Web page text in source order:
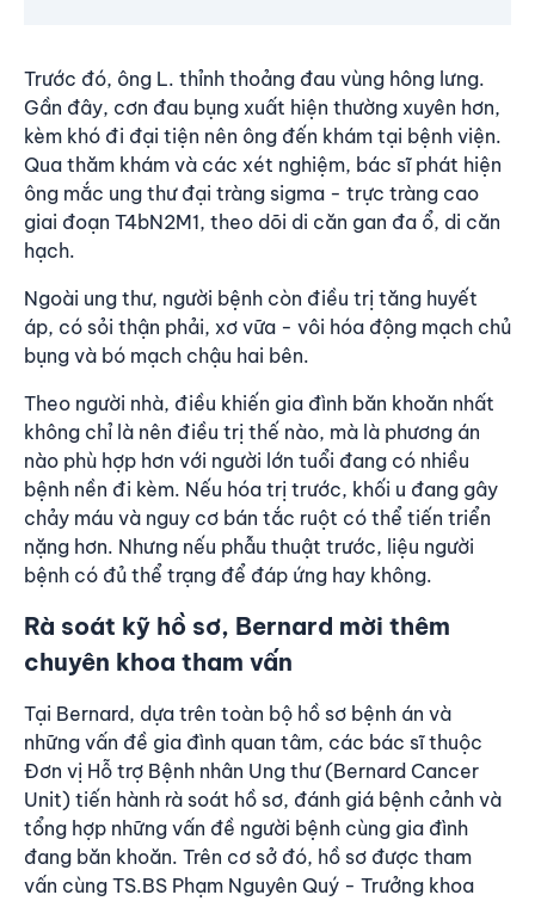
Trước đó, ông L. thỉnh thoảng đau vùng hông lưng.
Gần đây, cơn đau bụng xuất hiện thường xuyên hơn,
kèm khó đi đại tiện nên ông đến khám tại bệnh viện.
Qua thăm khám và các xét nghiệm, bác sĩ phát hiện
ông mắc ung thư đại tràng sigma - trực tràng cao
giai đoạn T4bN2M1, theo dõi di căn gan đa ổ, di căn
hạch.
Ngoài ung thư, người bệnh còn điều trị tăng huyết
áp, có sỏi thận phải, xơ vữa - vôi hóa động mạch chủ
bụng và bó mạch chậu hai bên.
Theo người nhà, điều khiến gia đình băn khoăn nhất
không chỉ là nên điều trị thế nào, mà là phương án
nào phù hợp hơn với người lớn tuổi đang có nhiều
bệnh nền đi kèm. Nếu hóa trị trước, khối u đang gây
chảy máu và nguy cơ bán tắc ruột có thể tiến triển
nặng hơn. Nhưng nếu phẫu thuật trước, liệu người
bệnh có đủ thể trạng để đáp ứng hay không.
Rà soát kỹ hồ sơ, Bernard mời thêm
chuyên khoa tham vấn
Tại Bernard, dựa trên toàn bộ hồ sơ bệnh án và
những vấn đề gia đình quan tâm, các bác sĩ thuộc
Đơn vị Hỗ trợ Bệnh nhân Ung thư (Bernard Cancer
Unit) tiến hành rà soát hồ sơ, đánh giá bệnh cảnh và
tổng hợp những vấn đề người bệnh cùng gia đình
đang băn khoăn. Trên cơ sở đó, hồ sơ được tham
vấn cùng TS.BS Phạm Nguyên Quý - Trưởng khoa